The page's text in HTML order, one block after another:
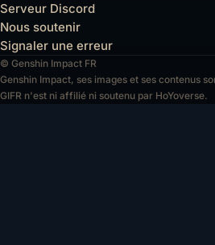
Serveur Discord
Nous soutenir
Signaler une erreur
© Genshin Impact FR
Genshin Impact, ses images et ses contenus
GIFR n'est ni affilié ni soutenu par HoYoverse.